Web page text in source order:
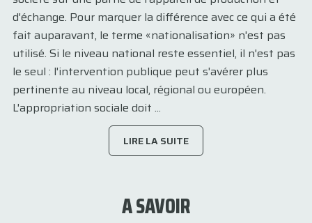
d'échange. Pour marquer la différence avec ce qui a été
fait auparavant, le terme «nationalisation» n'est pas
utilisé. Si le niveau national reste essentiel, il n'est pas
le seul : l'intervention publique peut s'avérer plus
pertinente au niveau local, régional ou européen.
L'appropriation sociale doit ...
LIRE LA SUITE
A SAVOIR